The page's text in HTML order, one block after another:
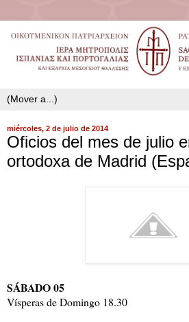
miércoles, 2 de julio de 2014
Oficios del mes de julio
ortodoxa de Madrid
SÁBADO 05
Vísperas de Domingo 18.30